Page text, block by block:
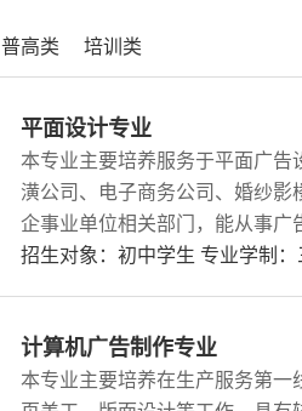
普高类 培训类
平面设计专业
本专业主要培养服务于平面广告
潢公司、电子商务公司、婚纱
企事业单位相关部门，能从事广
多媒体文件设计制作，电子商务
招生对象：初中学生 专业学制
计算机广告制作专业
本专业主要培养在生产服务第一